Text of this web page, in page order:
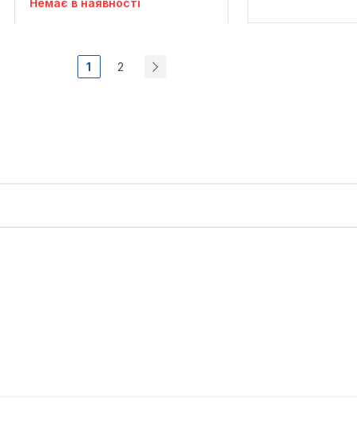
Немає в наявності
1 2